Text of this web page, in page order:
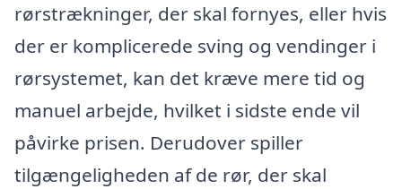
rørstrækninger, der skal fornyes, eller hvis
der er komplicerede sving og vendinger i
rørsystemet, kan det kræve mere tid og
manuel arbejde, hvilket i sidste ende vil
påvirke prisen. Derudover spiller
tilgængeligheden af de rør, der skal